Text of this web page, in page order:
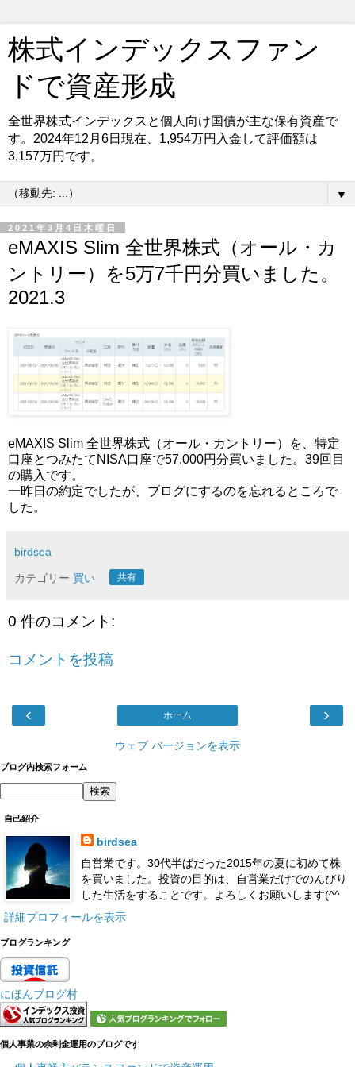
株式インデックスファン
ドで資産形成
全世界株式インデックスと個人向け国債が主な保有資産で
す。2024年12月6日現在、1,954万円入金して評価額は
3,157万円です。
▼
2021年3月4日木曜日
eMAXIS Slim 全世界株式（オール・カ
ントリー）を5万7千円分買いました。
2021.3
eMAXIS Slim 全世界株式（オール・カントリー）を、特定
口座とつみたてNISA口座で57,000円分買いました。39回目
の購入です。
一昨日の約定でしたが、ブログにするのを忘れるところで
した。
birdsea
カテゴリー 買い 共有
0 件のコメント:
コメントを投稿
‹ ›
ホーム
ウェブ バージョンを表示
ブログ内検索フォーム
自己紹介
birdsea
自営業です。30代半ばだった2015年の夏に初めて株
を買いました。投資の目的は、自営業だけでのんびり
した生活をすることです。よろしくお願いします(^^
詳細プロフィールを表示
ブログランキング
にほんブログ村
個人事業の余剰金運用のブログです